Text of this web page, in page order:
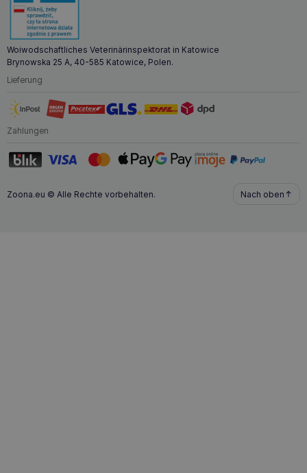
Woiwodschaftliches Veterinärinspektorat in Katowice
Brynowska 25 A, 40-585 Katowice, Polen.
Lieferung
Zahlungen
Zoona.eu © Alle Rechte vorbehalten. Nach oben